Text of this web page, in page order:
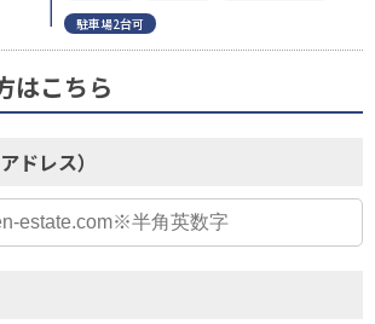
駐車場2台可
はこちら
ドレス）